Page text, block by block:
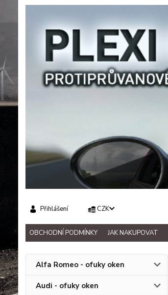
OBCHODNÍ PODMÍNKY JAK NAKUPOVAT
CZK
Přihlášení
Alfa Romeo - ofuky oken
Audi - ofuky oken